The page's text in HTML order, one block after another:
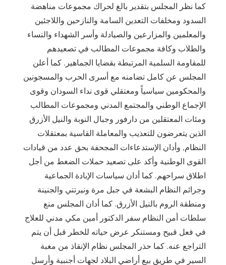
كما نظر المجلس بتقدير بالغ لحراك مجموعات مناهضة
السدود ومخلفات التعدين السامة والنازحين واللاجئين
والمعلمين والمزارعين والصيادلة وأسر الشهداء والنساء
والطلاب وكافة مجموعات المطالب في تصعيدهم
للمقاومة السلمية المرتبطة بقضايا الجماهير. كما أعلن
المجلس عن كامل تضامنه مع أسرى الحرب والمسجونين
والمحكومين سياسياً ومعتقلي قوى نداء السودان وقوى
الإجماع الوطني والمجتمع المدني ومجموعات المطالب
ومئات المعتقلين من دارفور وجبال النوبة والنيل الأزرق
الذين يتعرضون للتعذيب والمعاملة القاسية بمعتقلات
النظام, وأدان الإستدعاءات المجحفة بحق عدد من قيادات
القوى الوطنية وأكد على تصعيد حملات الضغط من أجل
اطلاق سراحهم. كما أدان سياسات الإبادة الجماعية
وجرائم النظام البشعة في جبل مرة ونيرتتي والجنينة
ومنطقة الروم بالنيل الأزرق. كما أدان المجلس منع
سلطات أمن النظام سفر الدكتور أمين مكي مدني للعلاج
في فعل قبيح ومستنكر عرض حياته للخطر قبل أن يتم
التراجع عنه. كما حذر المجلس نظام الإنقاذ من مغبة
السير في طريق بيع أراضي البلاد لجهات أجنبية وأرسل